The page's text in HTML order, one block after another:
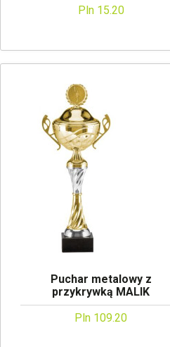
Pln 15.20
Puchar metalowy z
przykrywką MALIK
Pln 109.20